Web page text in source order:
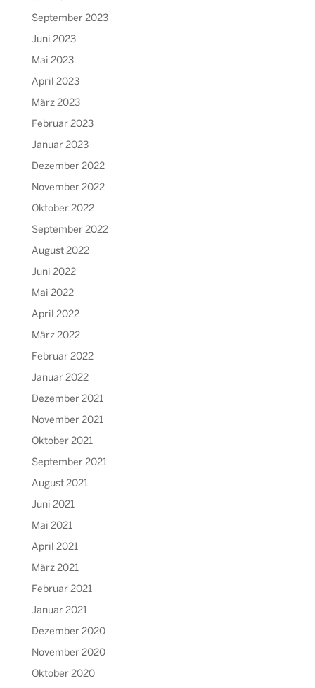
September 2023
Juni 2023
Mai 2023
April 2023
März 2023
Februar 2023
Januar 2023
Dezember 2022
November 2022
Oktober 2022
September 2022
August 2022
Juni 2022
Mai 2022
April 2022
März 2022
Februar 2022
Januar 2022
Dezember 2021
November 2021
Oktober 2021
September 2021
August 2021
Juni 2021
Mai 2021
April 2021
März 2021
Februar 2021
Januar 2021
Dezember 2020
November 2020
Oktober 2020